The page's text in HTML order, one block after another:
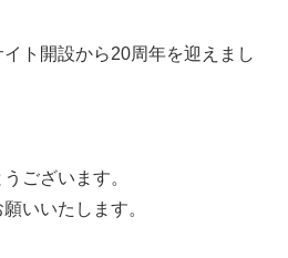
ト開設から20周年を迎えまし
ございます。
いいたします。